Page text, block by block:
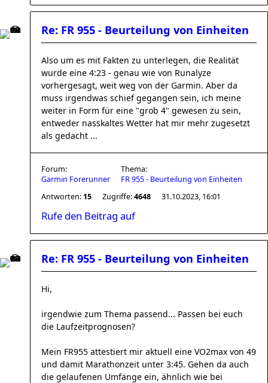
Re: FR 955 - Beurteilung von Einheiten
Also um es mit Fakten zu unterlegen, die Realität
wurde eine 4:23 - genau wie von Runalyze
vorhergesagt, weit weg von der Garmin. Aber da
muss irgendwas schief gegangen sein, ich meine
weiter in Form für eine "grob 4" gewesen zu sein,
entweder nasskaltes Wetter hat mir mehr zugesetzt
als gedacht ...
Forum:
Garmin Forerunner
Thema:
FR 955 - Beurteilung von Einheiten
Antworten: 15 Zugriffe:4648 31.10.2023, 16:01
Rufe den Beitrag auf
Re: FR 955 - Beurteilung von Einheiten
Hi,
irgendwie zum Thema passend... Passen bei euch
die Laufzeitprognosen?
Mein FR955 attestiert mir aktuell eine VO2max von 49
und damit Marathonzeit unter 3:45. Gehen da auch
die gelaufenen Umfänge ein, ähnlich wie bei